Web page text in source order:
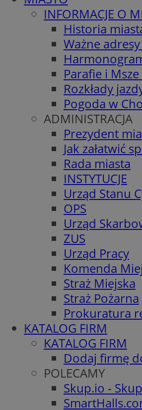
INFORMACJE O
Historia
Ważne
Parafie i
Rozkłady
Pogoda w
ADMINISTRACJA
Prezydent
Jak załatwić
Rada miasta
INSTYTUCJE
Urząd Stanu
OPS
Urząd
ZUS
Urząd Pracy
Komenda
Straż Miejska
Straż Pożarna
Prokuratura
KATALOG FIRM
KATALOG FIRM
Dodaj firmę
POLECAMY
Skup.io -